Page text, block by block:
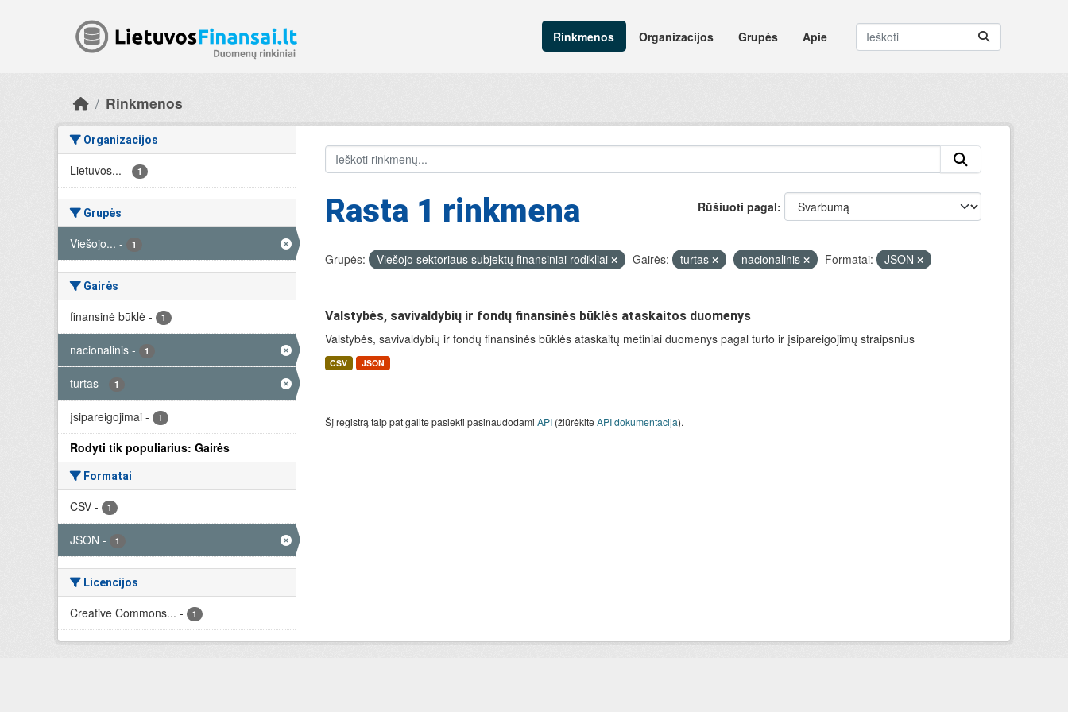
Rinkmenos
Organizacijos Grupės Apie
Rinkmenos
Organizacijos
Lietuvos... - 1
Grupės
Viešojo... - 1
Gairės
finansinė būklė - 1
nacionalinis - 1
turtas - 1
įsipareigojimai - 1
Rodyti tik populiarius: Gairės
Formatai
CSV - 1
JSON - 1
Licencijos
Creative Commons... - 1
Rūšiuoti pagal
Rasta 1 rinkmena
Grupės: Viešojo sektoriaus subjektų finansiniai rodikliai Gairės: turtas nacionalinis Formatai: JSON
Valstybės, savivaldybių ir fondų finansinės būklės ataskaitos duomenys
Valstybės, savivaldybių ir fondų finansinės būklės ataskaitų metiniai duomenys pagal turto ir įsipareigojimų straipsnius
CSV JSON
Šį registrą taip pat galite pasiekti pasinaudodami API(žiūrėkiteAPI dokumentacija).